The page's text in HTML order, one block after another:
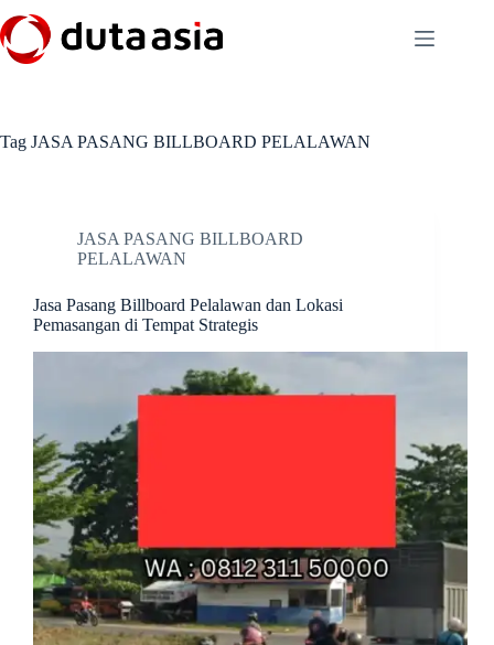
to
content
Tag JASA PASANG BILLBOARD PELALAWAN
JASA PASANG BILLBOARD
PELALAWAN
Jasa Pasang Billboard Pelalawan dan Lokasi
Pemasangan di Tempat Strategis